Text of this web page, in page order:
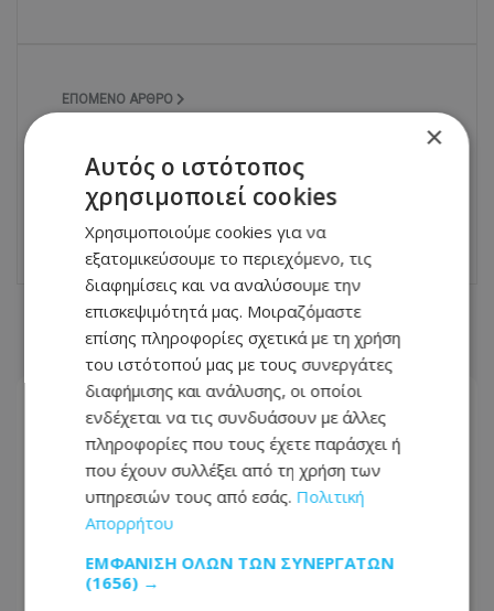
ΕΠΌΜΕΝΟ ΆΡΘΡΟ
νομοθεσία - Για ποιους σκοπούς θα
αξιοποιούνται τα βίντεο - Όλα όσα
αλλάζουν
02.06.2026 - 16:18
ΣΧΕΤΙΚΑ ΑΡΘΡΑ
×
Αυτός ο ιστότοπος
χρησιμοποιεί cookies
Χρησιμοποιούμε cookies για να
εξατομικεύσουμε το περιεχόμενο, τις
διαφημίσεις και να αναλύσουμε την
επισκεψιμότητά μας. Μοιραζόμαστε
επίσης πληροφορίες σχετικά με τη χρήση
του ιστότοπού μας με τους συνεργάτες
διαφήμισης και ανάλυσης, οι οποίοι
ενδέχεται να τις συνδυάσουν με άλλες
πληροφορίες που τους έχετε παράσχει ή
που έχουν συλλέξει από τη χρήση των
υπηρεσιών τους από εσάς. Πολιτική
Απορρήτου
ΕΜΦΆΝΙΣΗ ΌΛΩΝ ΤΩΝ ΣΥΝΕΡΓΑΤΏΝ
(1656) →